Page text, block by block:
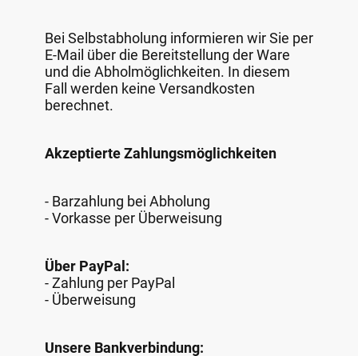
Bei Selbstabholung informieren wir Sie per
E-Mail über die Bereitstellung der Ware
und die Abholmöglichkeiten. In diesem
Fall werden keine Versandkosten
berechnet.
Akzeptierte Zahlungsmöglichkeiten
- Barzahlung bei Abholung
- Vorkasse per Überweisung
Über PayPal:
- Zahlung per PayPal
- Überweisung
Unsere Bankverbindung: